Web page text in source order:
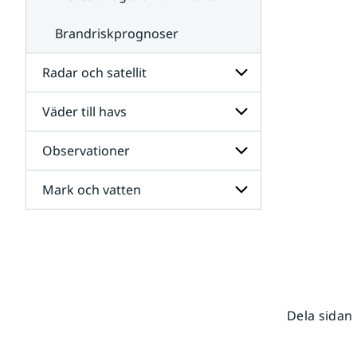
Brandriskprognoser
Radar och satellit
Undersidor
för
Radar
och
satellit
Väder till havs
Undersidor
för
Väder
till
havs
Observationer
Undersidor
för
Mark och vatten
Dela sidan